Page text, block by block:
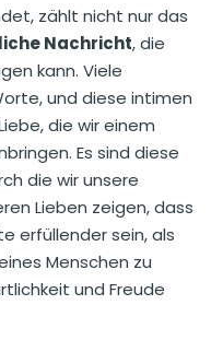
zählt nicht nur das
Nachricht, die
kann. Viele
und diese intimen
die wir einem
Es sind diese
die wir unsere
Lieben zeigen, dass
erfüllender sein, als
Menschen zu
und Freude